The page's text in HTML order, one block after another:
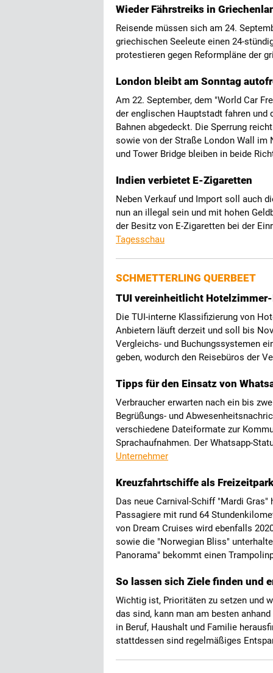
Wieder Fährstreiks in
Reisende müssen sich am 24.
griechischen Seeleute einen 24-
protestieren gegen Reformpläne der
London bleibt am Sonntag
Am 22. September, dem "World Car
der englischen Hauptstadt fahren und
Bahnen abgedeckt. Die Sperrung
sowie von der Straße London Wall im
und Tower Bridge bleiben in beide
Indien verbietet E-Zigaretten
Neben Verkauf und Import soll auch
nun an illegal sein und mit hohen
der Besitz von E-Zigaretten bei der
Tagesschau
SCHMETTERLING QUERBEET
TUI vereinheitlicht
Die TUI-interne Klassifizierung von
Anbietern läuft derzeit und soll bis
Vergleichs- und Buchungssystemen
geben, wodurch den Reisebüros der
Tipps für den Einsatz von
Verbraucher erwarten nach ein bis
Begrüßungs- und
verschiedene Dateiformate zur
Sprachaufnahmen. Der Whatsapp-
Unternehmer
Kreuzfahrtschiffe als
Das neue Carnival-Schiff "Mardi
Passagiere mit rund 64
von Dream Cruises wird ebenfalls
sowie die "Norwegian Bliss"
Panorama" bekommt einen
So lassen sich Ziele finden und
Wichtig ist, Prioritäten zu setzen und
das sind, kann man am besten
in Beruf, Haushalt und Familie
stattdessen sind regelmäßiges